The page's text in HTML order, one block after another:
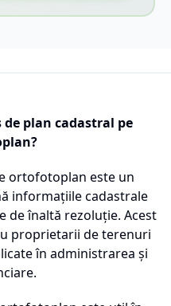
de plan cadastral pe
ortofotoplan este un
informațiile cadastrale
de înaltă rezoluție. Acest
proprietarii de terenuri
în administrarea și